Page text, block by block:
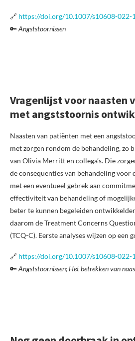
🔗 https://doi.org/10.1007/s10608-022-
🔑Angststoornissen
Vragenlijst voor naasten
met angststoornis
Naasten van patiënten met een
met zorgen rondom de behandeling, zo
van Olivia Merritt en collega’s. Die
de consequenties van behandeling voor
met een eventueel gebrek aan
effectiviteit van behandeling of
beter te kunnen begeleiden
daarom de Treatment Concerns
(TCQ-C). Eerste analyses wijzen op een
🔗 https://doi.org/10.1007/s10608-022-
🔑Angststoornissen; Het betrekken van